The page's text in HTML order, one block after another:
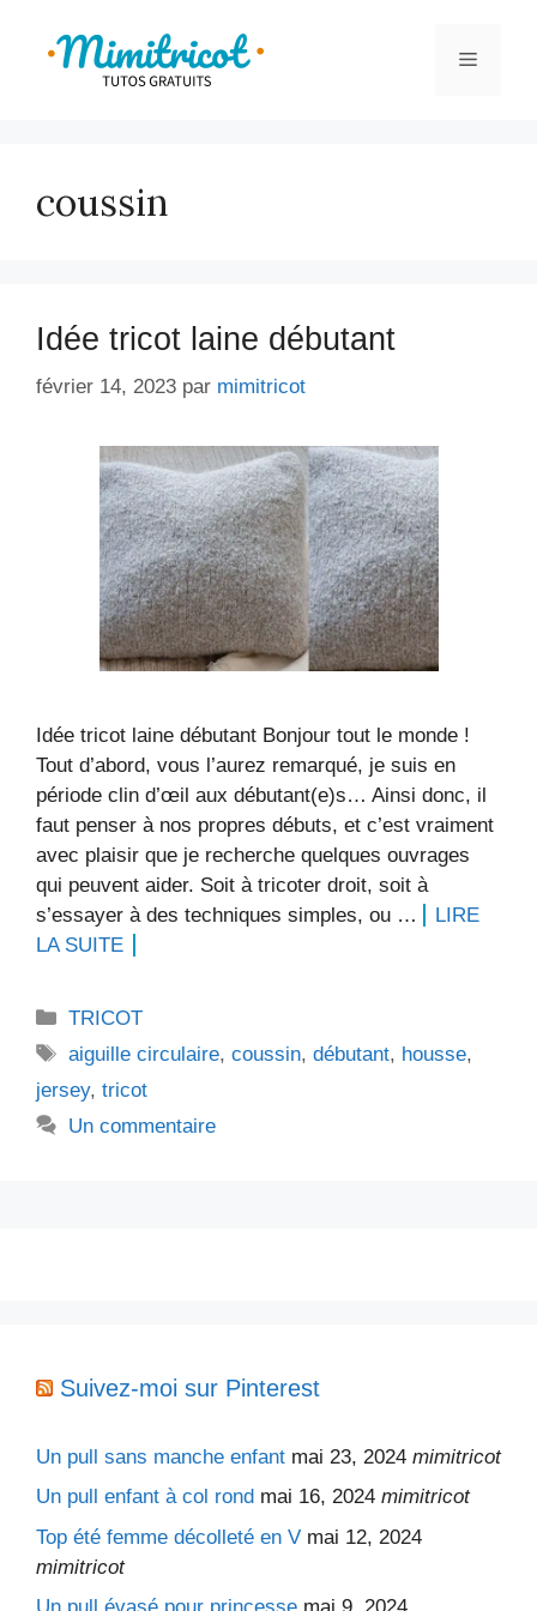
contenu
Menu
coussin
Idée tricot laine débutant
février 14, 2023 par mimitricot
Idée tricot laine débutant Bonjour tout le monde !
Tout d’abord, vous l’aurez remarqué, je suis en
période clin d’œil aux débutant(e)s… Ainsi donc, il
faut penser à nos propres débuts, et c’est vraiment
avec plaisir que je recherche quelques ouvrages
qui peuvent aider. Soit à tricoter droit, soit à
s’essayer à des techniques simples, ou …
LIRE
LA SUITE
Catégories
TRICOT
Étiquettes
aiguille circulaire,coussin,débutant, housse,
jersey, tricot
Un commentaire
Suivez-moi sur Pinterest
Un pull sans manche enfant mai 23, 2024 mimitricot
Un pull enfant à col rond mai 16, 2024 mimitricot
Top été femme décolleté en V mai 12, 2024
mimitricot